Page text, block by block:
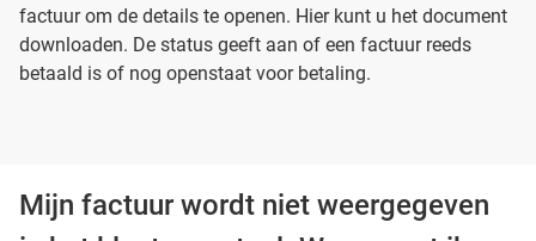
factuur om de details te openen. Hier kunt u het document
downloaden. De status geeft aan of een factuur reeds
betaald is of nog openstaat voor betaling.
Mijn factuur wordt niet weergegeven